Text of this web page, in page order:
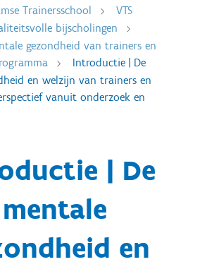
Trainersschool
VTS
bijscholingen
gezondheid van trainers en
Introductie | De
en welzijn van trainers en
vanuit onderzoek en
| De
mentale
en